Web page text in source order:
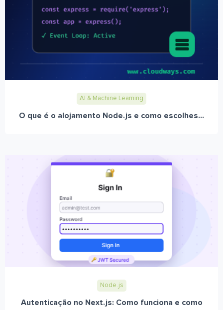
AI & Machine Learning
O que é o alojamento Node.js e como escolhes...
Node.js
Autenticação no Next.js: Como funciona e como